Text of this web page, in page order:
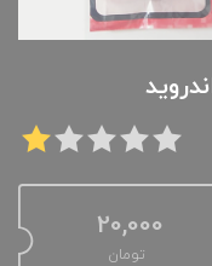
20,000
تومان